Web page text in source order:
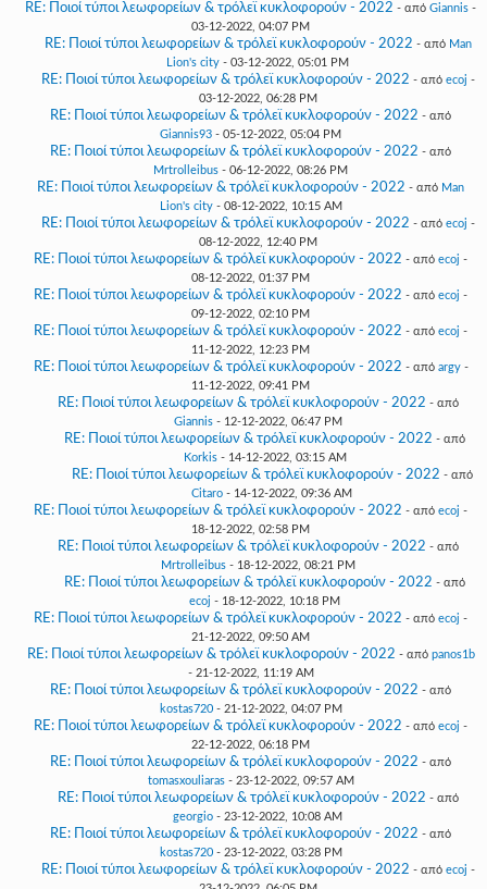
RE: Ποιοί τύποι λεωφορείων & τρόλεϊ κυκλοφορούν - 2022 - από Giannis -
03-12-2022, 04:07 PM
RE: Ποιοί τύποι λεωφορείων & τρόλεϊ κυκλοφορούν - 2022 - από Man
Lion's city - 03-12-2022, 05:01 PM
RE: Ποιοί τύποι λεωφορείων & τρόλεϊ κυκλοφορούν - 2022 - από ecoj -
03-12-2022, 06:28 PM
RE: Ποιοί τύποι λεωφορείων & τρόλεϊ κυκλοφορούν - 2022 - από
Giannis93 - 05-12-2022, 05:04 PM
RE: Ποιοί τύποι λεωφορείων & τρόλεϊ κυκλοφορούν - 2022 - από
Mrtrolleibus - 06-12-2022, 08:26 PM
RE: Ποιοί τύποι λεωφορείων & τρόλεϊ κυκλοφορούν - 2022 - από Man
Lion's city- 08-12-2022, 10:15 AM
RE: Ποιοί τύποι λεωφορείων & τρόλεϊ κυκλοφορούν - 2022 - από ecoj -
08-12-2022, 12:40 PM
RE: Ποιοί τύποι λεωφορείων & τρόλεϊ κυκλοφορούν - 2022 - από ecoj -
08-12-2022, 01:37 PM
RE: Ποιοί τύποι λεωφορείων & τρόλεϊ κυκλοφορούν - 2022 - από ecoj -
09-12-2022, 02:10 PM
RE: Ποιοί τύποι λεωφορείων & τρόλεϊ κυκλοφορούν - 2022 - από ecoj -
11-12-2022, 12:23 PM
RE: Ποιοί τύποι λεωφορείων & τρόλεϊ κυκλοφορούν - 2022 - από argy-
11-12-2022, 09:41 PM
RE: Ποιοί τύποι λεωφορείων & τρόλεϊ κυκλοφορούν - 2022 - από
Giannis- 12-12-2022, 06:47 PM
RE: Ποιοί τύποι λεωφορείων & τρόλεϊ κυκλοφορούν - 2022 - από
Korkis- 14-12-2022, 03:15 AM
RE: Ποιοί τύποι λεωφορείων & τρόλεϊ κυκλοφορούν - 2022 - από
Citaro - 14-12-2022, 09:36 AM
RE: Ποιοί τύποι λεωφορείων & τρόλεϊ κυκλοφορούν - 2022 - από ecoj -
18-12-2022, 02:58 PM
RE: Ποιοί τύποι λεωφορείων & τρόλεϊ κυκλοφορούν - 2022 - από
Mrtrolleibus- 18-12-2022, 08:21 PM
RE: Ποιοί τύποι λεωφορείων & τρόλεϊ κυκλοφορούν - 2022 - από
ecoj - 18-12-2022, 10:18 PM
RE: Ποιοί τύποι λεωφορείων & τρόλεϊ κυκλοφορούν - 2022 - από ecoj -
21-12-2022, 09:50 AM
RE: Ποιοί τύποι λεωφορείων & τρόλεϊ κυκλοφορούν - 2022 - από panos1b
- 21-12-2022, 11:19 AM
RE: Ποιοί τύποι λεωφορείων & τρόλεϊ κυκλοφορούν - 2022 - από
kostas720- 21-12-2022, 04:07 PM
RE: Ποιοί τύποι λεωφορείων & τρόλεϊ κυκλοφορούν - 2022 - από ecoj -
22-12-2022, 06:18 PM
RE: Ποιοί τύποι λεωφορείων & τρόλεϊ κυκλοφορούν - 2022 - από
tomasxouliaras- 23-12-2022, 09:57 AM
RE: Ποιοί τύποι λεωφορείων & τρόλεϊ κυκλοφορούν - 2022 - από
georgio - 23-12-2022, 10:08 AM
RE: Ποιοί τύποι λεωφορείων & τρόλεϊ κυκλοφορούν - 2022 - από
kostas720- 23-12-2022, 03:28 PM
RE: Ποιοί τύποι λεωφορείων & τρόλεϊ κυκλοφορούν - 2022 - από ecoj -